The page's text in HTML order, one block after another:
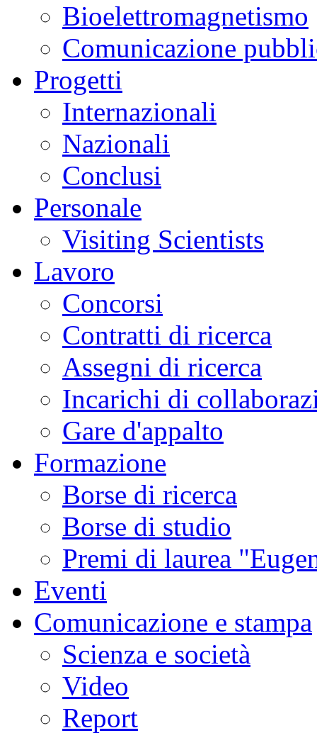
Bioelettromagnetismo
Comunicazione
Progetti
Internazionali
Nazionali
Conclusi
Personale
Visiting Scientists
Lavoro
Concorsi
Contratti di ricerca
Assegni di ricerca
Incarichi di
Gare d'appalto
Formazione
Borse di ricerca
Borse di studio
Premi di laurea
Eventi
Comunicazione e stampa
Scienza e società
Video
Report